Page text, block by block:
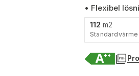
• Flexibel
112 m2
Standardvärme